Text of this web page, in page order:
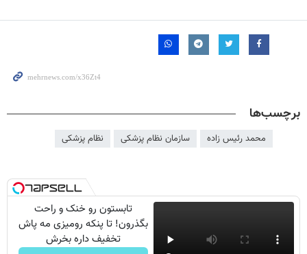
برچسب‌ها
محمد رئیس زاده سازمان نظام پزشکی نظام پزشکی
تابستون رو خنک و راحت
بگذرون! تا پنکه رومیزی مه پاش
تخفیف داره بخرش